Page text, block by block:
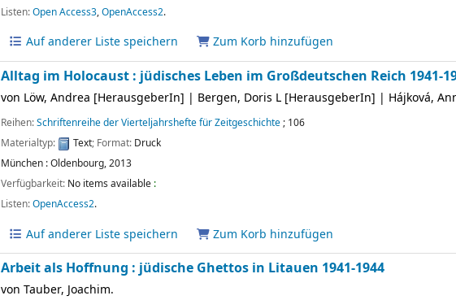
Listen:Open Access3,OpenAccess2.
Auf anderer Liste speichern Zum Korb hinzufügen
Alltag im Holocaust : jüdisches Leben im Großdeutschen Reich 1941-
von Löw, Andrea [HerausgeberIn] | Bergen, Doris L[HerausgeberIn] | Hájková,
Reihen:Schriftenreihe der Vierteljahrshefte für Zeitgeschichte; 106
Materialtyp:
Text; Format: Druck
München :Oldenbourg,2013
Verfügbarkeit: No items available :
Listen:OpenAccess2.
Auf anderer Liste speichern Zum Korb hinzufügen
Arbeit als Hoffnung : jüdische Ghettos in Litauen 1941-1944
von Tauber, Joachim.